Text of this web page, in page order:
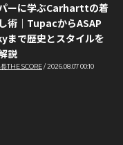
ーに学ぶCarharttの着
術｜TupacからASAP
まで歴史とスタイルを
説
THE SCORE/2026.08.07 00:10